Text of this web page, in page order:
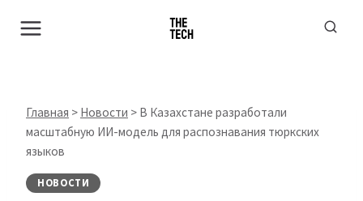
Главная > Новости > В Казахстане разработали
масштабную ИИ-модель для распознавания тюркских
языков
НОВОСТИ